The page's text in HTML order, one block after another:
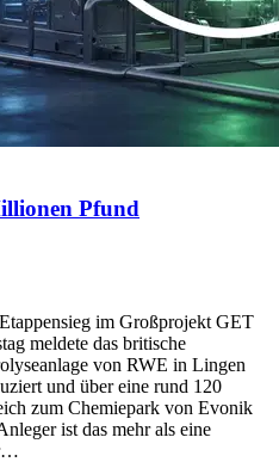
Pfund
im Großprojekt GET
meldete das britische
von RWE in Lingen
und über eine rund 120
zum Chemiepark von Evonik
ist das mehr als eine